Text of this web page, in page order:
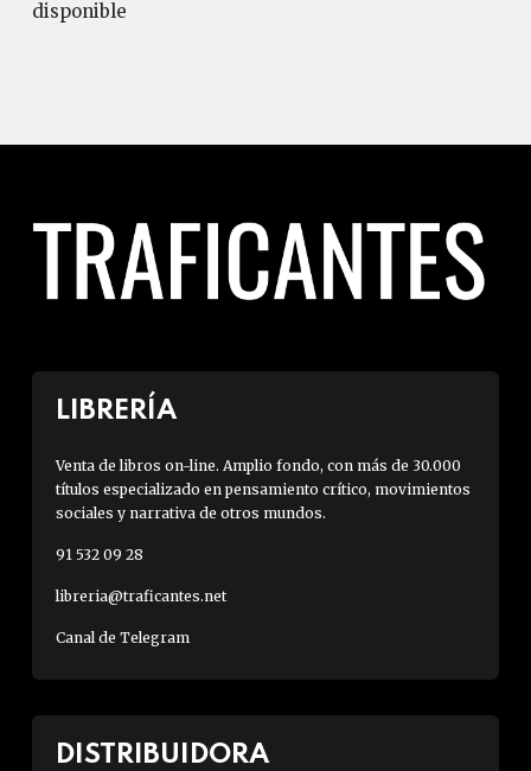
disponible
LIBRERÍA
Venta de libros on-line. Amplio fondo, con más de 30.000
títulos especializado en pensamiento crítico, movimientos
sociales y narrativa de otros mundos.
91 532 09 28
libreria@traficantes.net
Canal de Telegram
DISTRIBUIDORA